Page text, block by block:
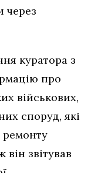
через
куратора з
про
військових,
споруд, які
ремонту
він звітував